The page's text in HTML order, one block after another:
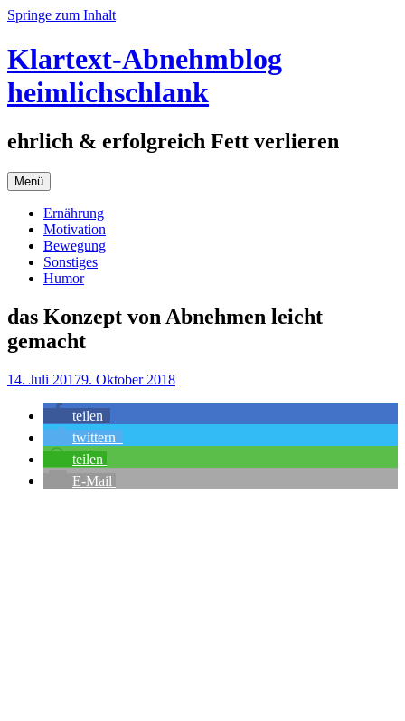
Springe zum Inhalt
Klartext-Abnehmblog
heimlichschlank
ehrlich & erfolgreich Fett verlieren
Menü
Ernährung
Motivation
Bewegung
Sonstiges
Humor
das Konzept von Abnehmen leicht
gemacht
14. Juli 20179. Oktober 2018
teilen
twittern
teilen
E-Mail